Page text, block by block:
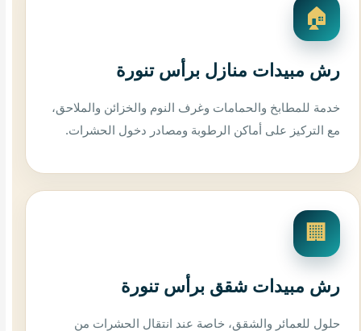
🏠
رش مبيدات منازل برأس تنورة
خدمة للمطابخ والحمامات وغرف النوم والخزائن والملاحق،
مع التركيز على أماكن الرطوبة ومصادر دخول الحشرات.
🏢
رش مبيدات شقق برأس تنورة
حلول للعمائر والشقق، خاصة عند انتقال الحشرات من